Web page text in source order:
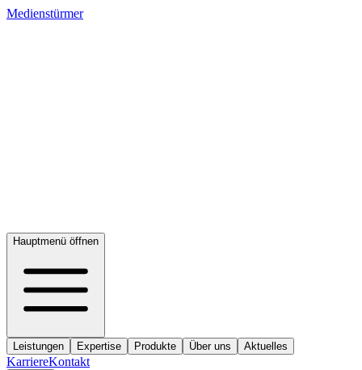
Medienstürmer
Hauptmenü öffnen
Leistungen Expertise Produkte Über uns Aktuelles
KarriereKontakt